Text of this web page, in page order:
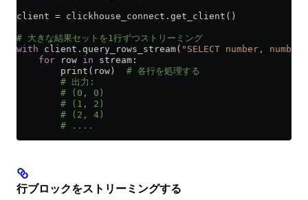
client = clickhouse_connect.get_client()
# 大きな結果セットを1行ずつストリーミング
with client.query_rows_stream( "SELECT number,
    for
row in stream:
        print
(row) # 各行を処理する
        # 出力:
        # (0, 0)
        # (1, 2)
        # (2, 4)
        # ....
行ブロックをストリーミングする